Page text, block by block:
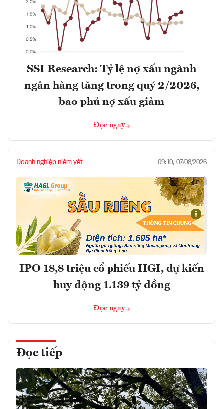
SSI Research: Tỷ lệ nợ xấu ngành
ngân hàng tăng trong quý 2/2026,
bao phủ nợ xấu giảm
Đọc ngay
Doanh nghiệp niêm yết 09:10, 07/08/2026
IPO 18,8 triệu cổ phiếu HGI, dự kiến
huy động 1.139 tỷ đồng
Đọc ngay
Đọc tiếp